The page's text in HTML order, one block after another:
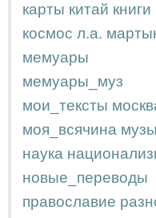
карты китай книги
космос л.а.
мемуары
мемуары_муз
мои_тексты
моя_всячина
наука
новые_переводы
православие